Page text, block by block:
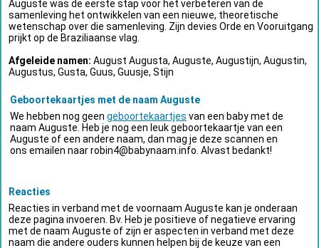
Auguste was de eerste stap voor het verbeteren van de
samenleving het ontwikkelen van een nieuwe, theoretische
wetenschap over die samenleving. Zijn devies Orde en Vooruitgang
prijkt op de Braziliaanse vlag.
Afgeleide namen: August Augusta, Auguste, Augustijn, Augustin,
Augustus, Gusta, Guus, Guusje, Stijn
Geboortekaartjes met de naam Auguste
We hebben nog geen geboortekaartjes van een baby met de
naam Auguste. Heb je nog een leuk geboortekaartje van een
Auguste of een andere naam, dan mag je deze scannen en
ons emailen naarrobin4@babynaam.info . Alvast bedankt!
Reacties
Reacties in verband met de voornaam Auguste kan je onderaan
deze pagina invoeren. Bv. Heb je positieve of negatieve ervaring
met de naam Auguste of zijn er aspecten in verband met deze
naam die andere ouders kunnen helpen bij de keuze van een